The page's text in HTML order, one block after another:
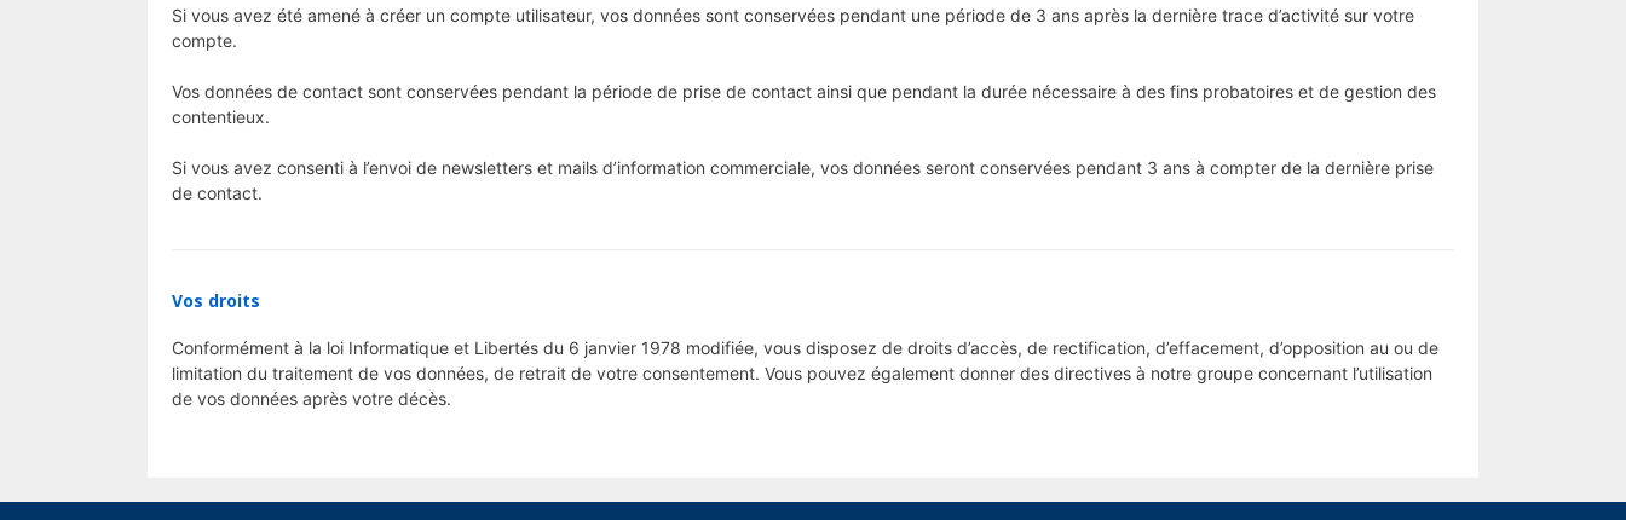
Si vous avez été amené à créer un compte utilisateur, vos données sont conservées pendant une période de 3 ans après la dernière trace d’activité sur votre
compte.
Vos données de contact sont conservées pendant la période de prise de contact ainsi que pendant la durée nécessaire à des fins probatoires et de gestion des
contentieux.
Si vous avez consenti à l’envoi de newsletters et mails d’information commerciale, vos données seront conservées pendant 3 ans à compter de la dernière prise
de contact.
Vos droits
Conformément à la loi Informatique et Libertés du 6 janvier 1978 modifiée, vous disposez de droits d’accès, de rectification, d’effacement, d’opposition au ou de
limitation du traitement de vos données, de retrait de votre consentement. Vous pouvez également donner des directives à notre groupe concernant l’utilisation
de vos données après votre décès.